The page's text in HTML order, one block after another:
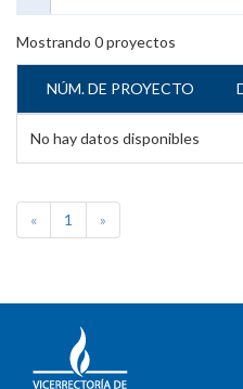
Mostrando 0proyectos
NÚM. DE PROYECTO
No hay datos disponibles
« 1 »